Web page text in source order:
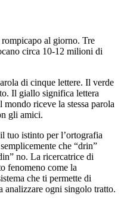
al giorno. Tre
circa 10-12 milioni di
di cinque lettere. Il verde
Il giallo significa lettera
riceve la stessa parola
gli amici.
tuo istinto per l’ortografia
che “drin”
no. La ricercatrice di
fenomeno come la
che ti permette di
analizzare ogni singolo tratto.